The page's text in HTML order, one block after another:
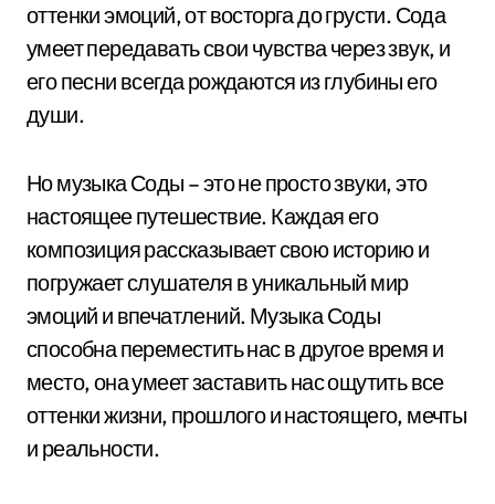
оттенки эмоций, от восторга до грусти. Сода
умеет передавать свои чувства через звук, и
его песни всегда рождаются из глубины его
души.
Но музыка Соды – это не просто звуки, это
настоящее путешествие. Каждая его
композиция рассказывает свою историю и
погружает слушателя в уникальный мир
эмоций и впечатлений. Музыка Соды
способна переместить нас в другое время и
место, она умеет заставить нас ощутить все
оттенки жизни, прошлого и настоящего, мечты
и реальности.